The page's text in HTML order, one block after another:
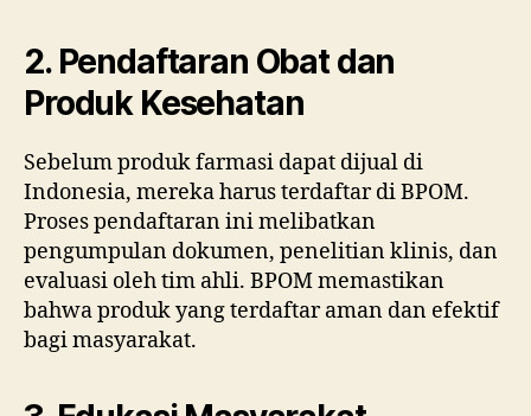
2. Pendaftaran Obat dan
Produk Kesehatan
Sebelum produk farmasi dapat dijual di
Indonesia, mereka harus terdaftar di BPOM.
Proses pendaftaran ini melibatkan
pengumpulan dokumen, penelitian klinis, dan
evaluasi oleh tim ahli. BPOM memastikan
bahwa produk yang terdaftar aman dan efektif
bagi masyarakat.